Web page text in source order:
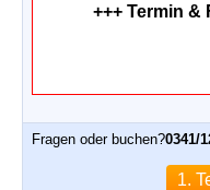
+++ Termin &
Fragen oder buchen?0341/
1.